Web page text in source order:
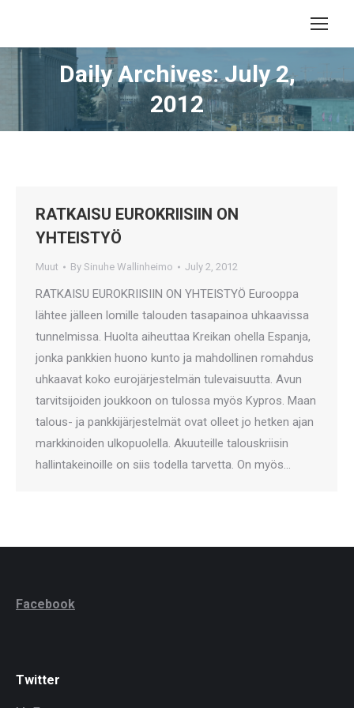
Daily Archives: July 2,
2012
RATKAISU EUROKRIISIIN ON
YHTEISTYÖ
Muut By Sinuhe Wallinheimo July 2, 2012
RATKAISU EUROKRIISIIN ON YHTEISTYÖ Eurooppa
lähtee jälleen lomille talouden tasapainoa uhkaavissa
tunnelmissa. Huolta aiheuttaa Kreikan ohella Espanja,
jonka pankkien huono kunto ja mahdollinen romahdus
uhkaavat koko eurojärjestelmän tulevaisuutta. Avun
tarvitsijoiden joukkoon on tulossa myös Kypros. Maan
talous- ja pankkijärjestelmät ovat olleet jo hetken ajan
markkinoiden ulkopuolella. Akuuteille talouskriisin
hallintakeinoille on siis todella tarvetta. On myös…
Facebook
Twitter